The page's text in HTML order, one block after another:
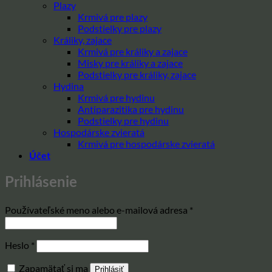
Plazy
Krmivá pre plazy
Podstielky pre plazy
Králiky, zajace
Krmivá pre králiky a zajace
Misky pre králiky a zajace
Podstielky pre králiky, zajace
Hydina
Krmivá pre hydinu
Antiparazitika pre hydinu
Podstielky pre hydinu
Hospodárske zvieratá
Krmivá pre hospodárske zvieratá
Účet
Prihlásenie
Používateľské meno alebo e-mailová adresa *
Heslo * Povinné
Zapamätať si ma Prihlásiť